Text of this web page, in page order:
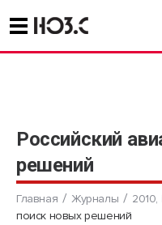
Российский
решений
Главная Журналы
поиск новых решений